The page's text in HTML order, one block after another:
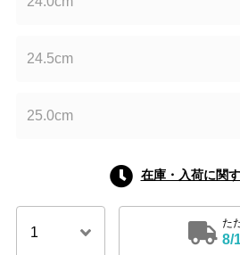
24.5cm
25.0cm
在庫・入荷に関
た
8/